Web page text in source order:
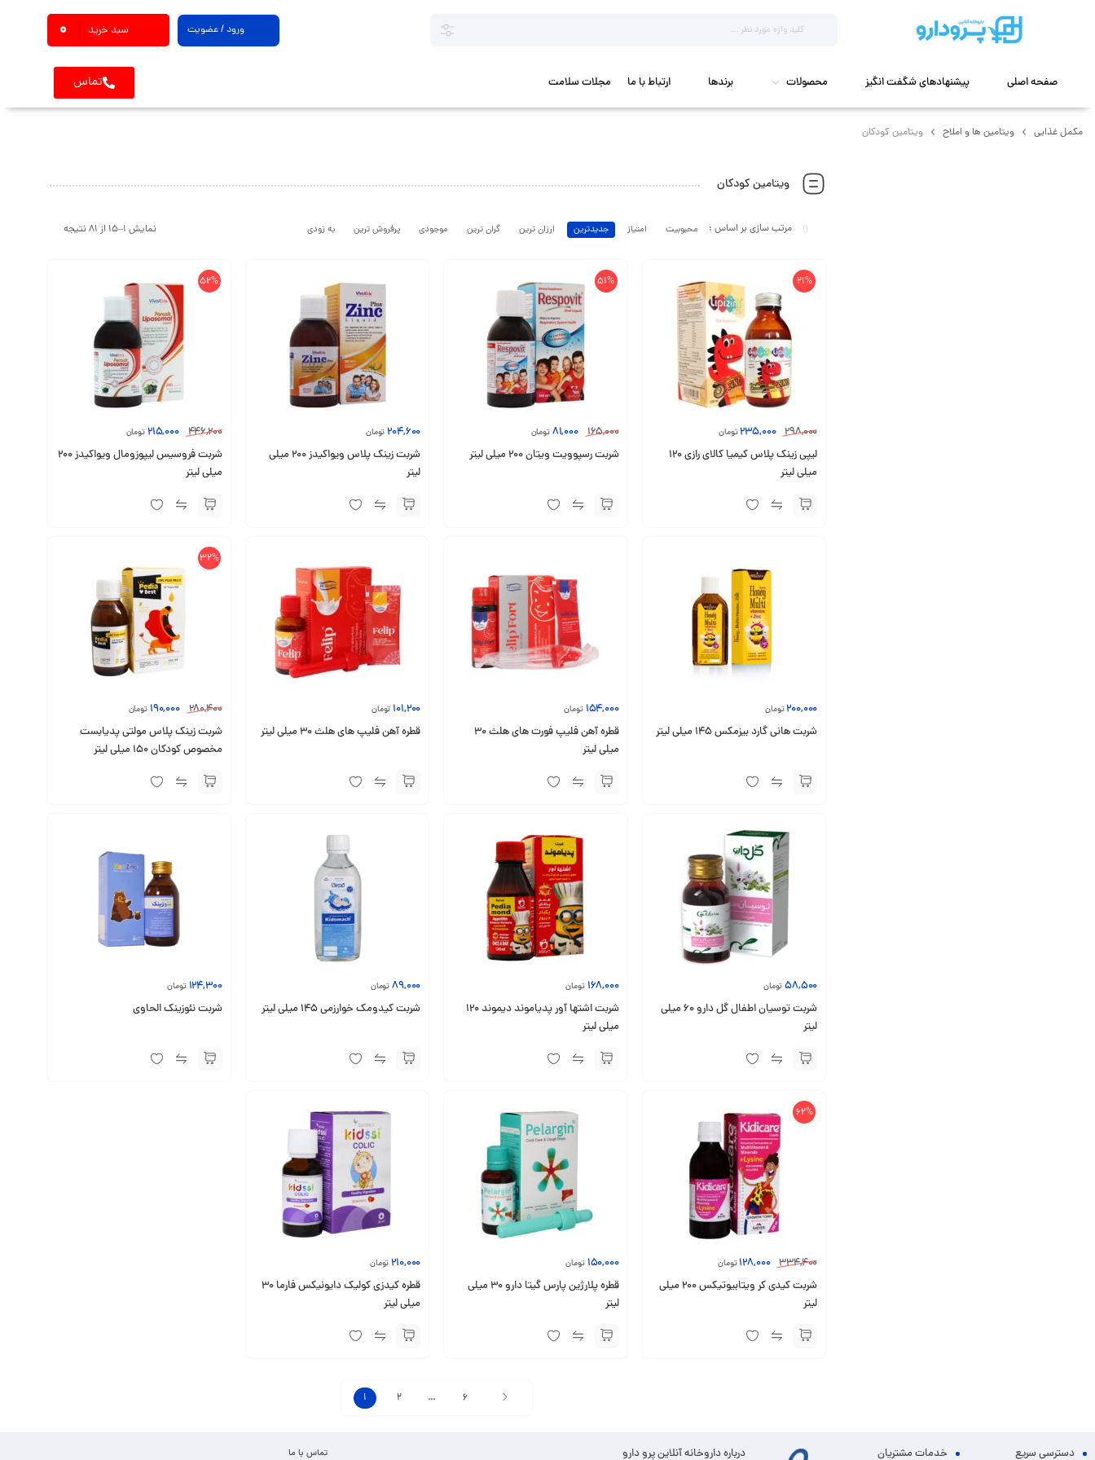
ورود / عضویت سبد خرید 0
صفحه اصلی پیشنهادهای شگفت انگیز محصولات برندها ارتباط با ما مجلات سلامت تماس
مکمل غذایی ویتامین ها و املاح ویتامین کودکان
ویتامین کودکان
نمایش 1–15 از 81 نتیجه محبوبیت امتیاز جدیدترین ارزان ترین گران ترین موجودی پرفروش ترین به زودی
21%
298,000
235,000تومان
لیپی زینک پلاس کیمیا کالای رازی 120
میلی لیتر
51%
165,000
81,000تومان
شربت رسپوویت ویتان 200 میلی لیتر
204,600تومان
شربت زینک پلاس ویواکیدز 200 میلی
لیتر
52%
446,200
215,000تومان
شربت فروسیس لیپوزومال ویواکیدز 200
میلی لیتر
200,000تومان
شربت‌ هانی گارد بیزمکس 145 میلی لیتر
154,000 تومان
قطره آهن فلیپ فورت های هلث 30
میلی لیتر
101,200 تومان
قطره آهن فلیپ های هلث 30 میلی لیتر
32%
280,400
190,000 تومان
شربت زینک پلاس مولتی پدیابست
مخصوص کودکان 150 میلی لیتر
58,500تومان
شربت توسیان اطفال گل دارو 60 میلی
لیتر
168,000 تومان
شربت اشتها آور پدیاموند دیموند 120
میلی لیتر
89,000تومان
شربت کیدومک خوارزمی 145 میلی لیتر
124,300 تومان
شربت نئوزینک الحاوی
62%
334,400
128,000 تومان
شربت کیدی کر ویتابیوتیکس ۲۰۰ میلی
لیتر
150,000 تومان
قطره پلارژین پارس گیتا دارو 30 میلی
لیتر
210,000تومان
قطره کیدزی کولیک دایونیکس فارما 30
میلی لیتر
1 2 … 6
دسترسی سریع خدمات مشتریان درباره داروخانه آنلاین پرو دارو تماس با ما